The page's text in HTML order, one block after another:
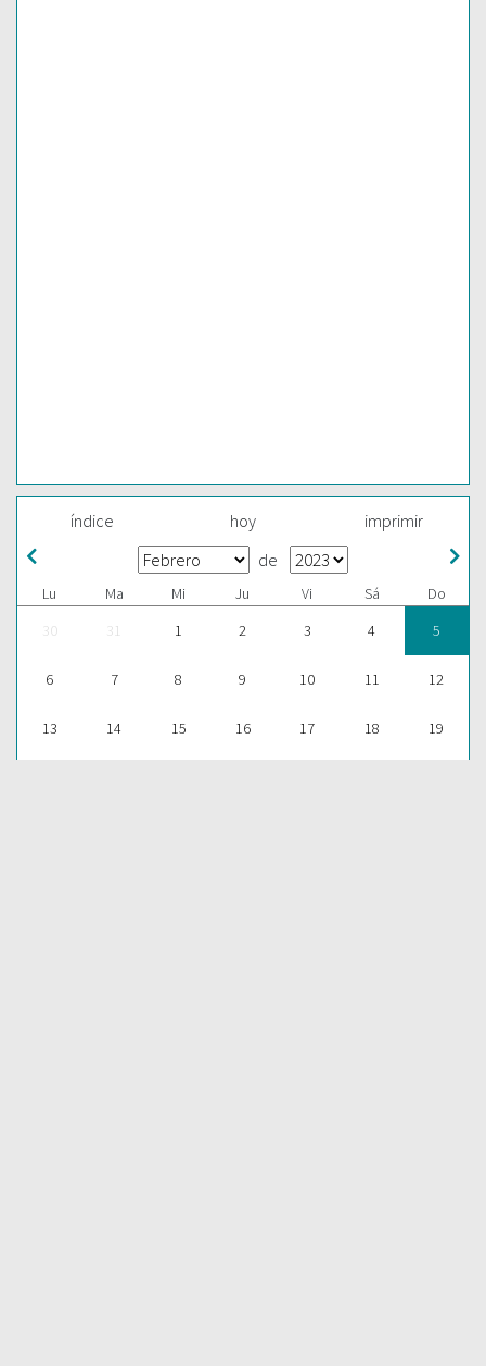
índice hoy imprimir
de
Lu Ma Mi Ju Vi Sá
Do
30
31 1 2 3 4 5
6 7 8 9 10 11 12
13 14 15 16 17 18 19